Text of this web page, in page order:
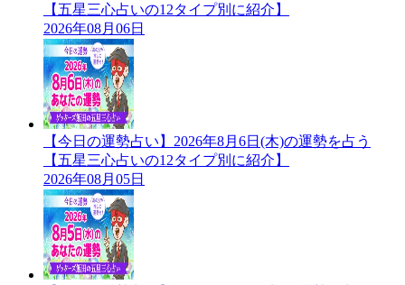
【五星三心占いの12タイプ別に紹介】
2026年08月06日
【今日の運勢占い】2026年8月6日(木)の運勢を占う
【五星三心占いの12タイプ別に紹介】
2026年08月05日